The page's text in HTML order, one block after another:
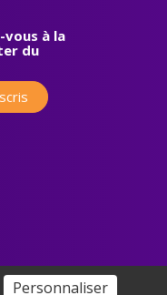
vous à la
du
Personnaliser